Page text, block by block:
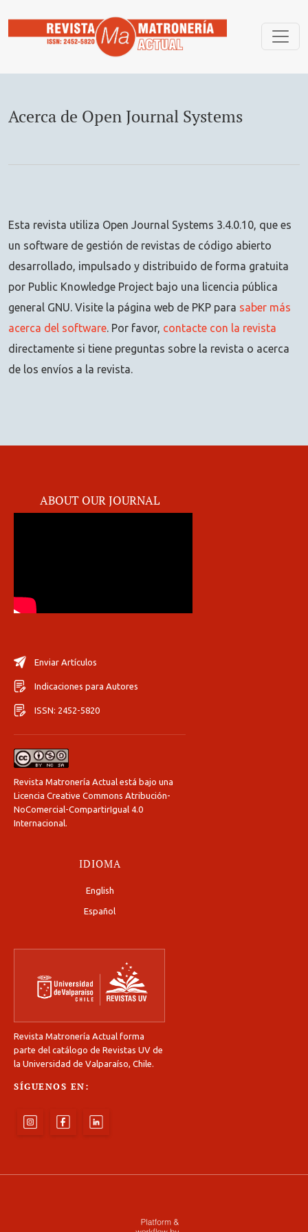
Acerca de Open Journal Systems
Esta revista utiliza Open Journal Systems 3.4.0.10, que es
un software de gestión de revistas de código abierto
desarrollado, impulsado y distribuido de forma gratuita
por Public Knowledge Project bajo una licencia pública
general GNU. Visite la página web de PKP para saber más
acerca del software. Por favor, contacte con la revista
directamente si tiene preguntas sobre la revista o acerca
de los envíos a la revista.
ABOUT OUR JOURNAL
Enviar Artículos
Indicaciones para Autores
ISSN: 2452-5820
Revista Matronería Actual está bajo una
Licencia Creative Commons Atribución-
NoComercial-CompartirIgual 4.0
Internacional
IDIOMA
English
Español
Revista Matronería Actual forma
parte del catálogo de Revistas UV de
la Universidad de Valparaíso, Chile.
SÍGUENOS EN: